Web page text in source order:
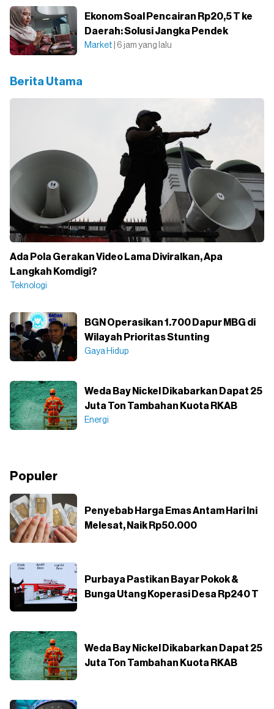
Ekonom Soal Pencairan Rp20,5 T ke
Daerah: Solusi Jangka Pendek
Market | 6 jam yang lalu
Berita Utama
Ada Pola Gerakan Video Lama Diviralkan, Apa
Langkah Komdigi?
Teknologi
BGN Operasikan 1.700 Dapur MBG di
Wilayah Prioritas Stunting
Gaya Hidup
Weda Bay Nickel Dikabarkan Dapat 25
Juta Ton Tambahan Kuota RKAB
Energi
Populer
Penyebab Harga Emas Antam Hari Ini
Melesat, Naik Rp50.000
Purbaya Pastikan Bayar Pokok &
Bunga Utang Koperasi Desa Rp240 T
Weda Bay Nickel Dikabarkan Dapat 25
Juta Ton Tambahan Kuota RKAB